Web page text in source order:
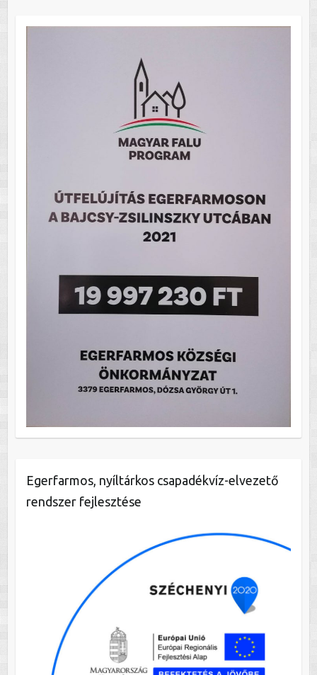
Egerfarmos, nyíltárkos csapadékvíz-elvezető
rendszer fejlesztése